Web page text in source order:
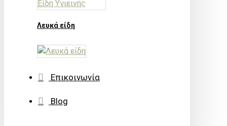
Λευκά είδη
Επικοινωνία
Blog